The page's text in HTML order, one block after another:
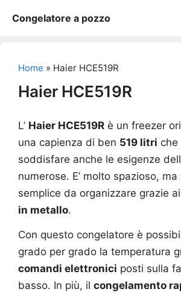
Congelatore a pozzo
Home » Haier HCE519R
Haier HCE519R
L’ Haier HCE519R è un freezer
una capienza di ben 519 litri che
soddisfare anche le esigenze
numerose. E’ molto spazioso, ma
semplice da organizzare grazie
in metallo.
Con questo congelatore è
grado per grado la temperatura
comandi elettronici posti sulla
basso. In più, il congelamento